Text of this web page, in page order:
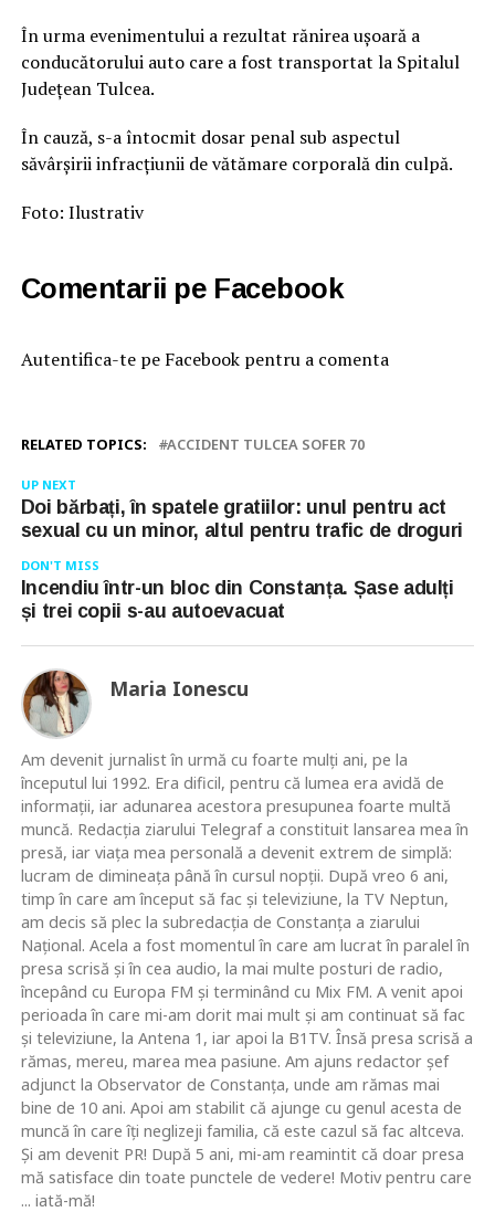
În urma evenimentului a rezultat rănirea ușoară a
conducătorului auto care a fost transportat la Spitalul
Județean Tulcea.
În cauză, s-a întocmit dosar penal sub aspectul
săvârșirii infracțiunii de vătămare corporală din culpă.
Foto: Ilustrativ
Comentarii pe Facebook
Autentifica-te pe Facebook pentru a comenta
RELATED TOPICS: ACCIDENT TULCEA SOFER 70
UP NEXT
Doi bărbați, în spatele gratiilor: unul pentru act
sexual cu un minor, altul pentru trafic de droguri
DON'T MISS
Incendiu într-un bloc din Constanța. Șase adulți
și trei copii s-au autoevacuat
Maria Ionescu
Am devenit jurnalist în urmă cu foarte mulţi ani, pe la
începutul lui 1992. Era dificil, pentru că lumea era avidă de
informaţii, iar adunarea acestora presupunea foarte multă
muncă. Redacţia ziarului Telegraf a constituit lansarea mea în
presă, iar viaţa mea personală a devenit extrem de simplă:
lucram de dimineaţa până în cursul nopţii. După vreo 6 ani,
timp în care am început să fac şi televiziune, la TV Neptun,
am decis să plec la subredacţia de Constanţa a ziarului
Naţional. Acela a fost momentul în care am lucrat în paralel în
presa scrisă şi în cea audio, la mai multe posturi de radio,
începând cu Europa FM şi terminând cu Mix FM. A venit apoi
perioada în care mi-am dorit mai mult şi am continuat să fac
şi televiziune, la Antena 1, iar apoi la B1TV. Însă presa scrisă a
rămas, mereu, marea mea pasiune. Am ajuns redactor şef
adjunct la Observator de Constanţa, unde am rămas mai
bine de 10 ani. Apoi am stabilit că ajunge cu genul acesta de
muncă în care îţi neglizeji familia, că este cazul să fac altceva.
Şi am devenit PR! După 5 ani, mi-am reamintit că doar presa
mă satisface din toate punctele de vedere! Motiv pentru care
... iată-mă!